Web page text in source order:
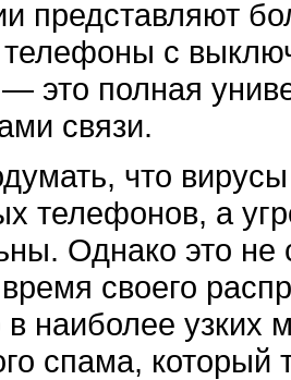
представляют
телефоны с
это полная
связи.
что
телефонов, а
Однако это не
своего
наиболее узких
спама, который